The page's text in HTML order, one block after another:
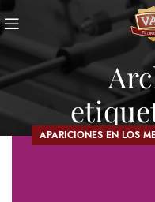
APARICIONES EN LOS
APARICIONES EN LOS
APARICIONES EN LOS